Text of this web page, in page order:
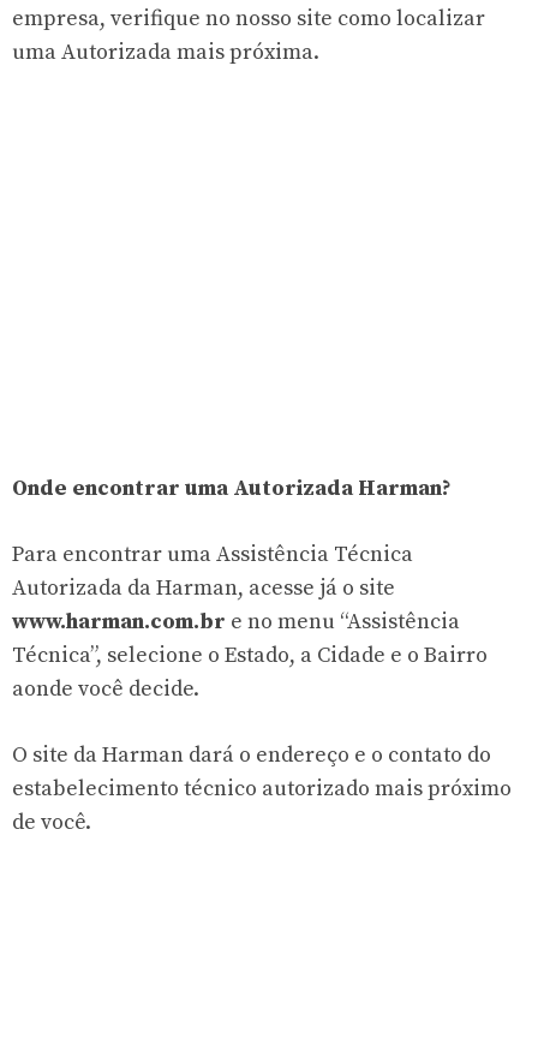
empresa, verifique no nosso site como localizar
uma Autorizada mais próxima.
Onde encontrar uma Autorizada Harman?
Para encontrar uma Assistência Técnica
Autorizada da Harman, acesse já o site
www.harman.com.br e no menu “Assistência
Técnica”, selecione o Estado, a Cidade e o Bairro
aonde você decide.
O site da Harman dará o endereço e o contato do
estabelecimento técnico autorizado mais próximo
de você.